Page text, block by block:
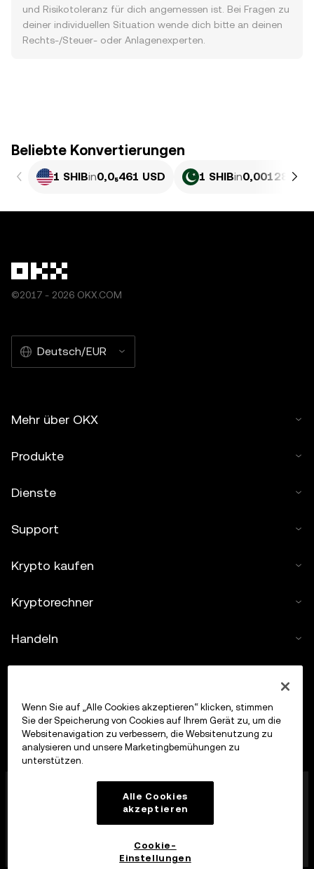
und Risikotoleranz für dich angemessen ist. Bei Fragen zu
deiner individuellen Situation wende dich bitte an deinen
Rechts-/Steuer- oder Anlagenexperten.
Beliebte Konvertierungen
1 SHIBin0,0₅461 USD 1 SHIBin0,0012815
©2017 - 2026 OKX.COM
Deutsch/EUR
Mehr über OKX
Produkte
Dienste
Support
Krypto kaufen
Kryptorechner
Handeln
Die OKX Europe Limited, die unter dem Handelsnamen
OKX firmiert, ist jetzt eine Krypto-Asset-
Handelsplattform, die von der MFSA gemäß Artikel 28
des Markets in Crypto-Assets Act (Kapitel 647 der
Gesetze von Malta) als Krypto-Asset-Dienstleister
zugelassen wurde.
Wenn Sie auf „Alle Cookies akzeptieren“ klicken, stimmen
Sie der Speicherung von Cookies auf Ihrem Gerät zu, um die
Websitenavigation zu verbessern, die Websitenutzung zu
analysieren und unsere Marketingbemühungen zu
unterstützen.
Alle Cookies
akzeptieren
Cookie-
Einstellungen